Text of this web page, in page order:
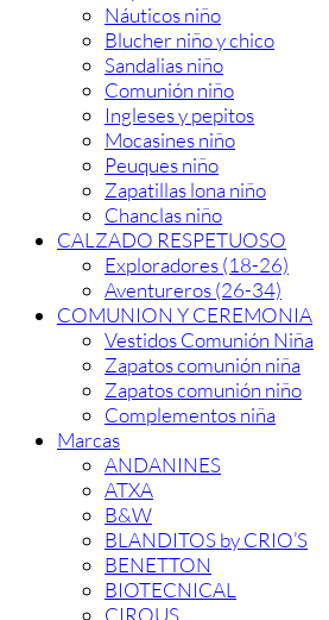
Náuticos niño
Blucher niño y chico
Sandalias niño
Comunión niño
Ingleses y pepitos
Mocasines niño
Peuques niño
Zapatillas lona niño
Chanclas niño
CALZADO RESPETUOSO
Exploradores (18-26)
Aventureros (26-34)
COMUNION Y CEREMONIA
Vestidos Comunión Niña
Zapatos comunión niña
Zapatos comunión niño
Complementos niña
Marcas
ANDANINES
ATXA
B&W
BLANDITOS by CRIO’S
BENETTON
BIOTECNICAL
CIRQUS